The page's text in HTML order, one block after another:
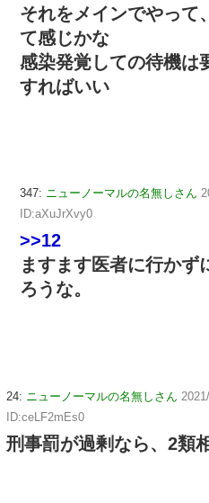
それをメインでやって
て感じかな
感染発覚しての待機は
すればいい
347: ニューノーマルの名無しさん
ID:aXuJrXvy0
>>12
ますます医者に行かず
ろうな。
24: ニューノーマルの名無しさん
ID:ceLF2mEs0
刑事罰が過剰なら、2類